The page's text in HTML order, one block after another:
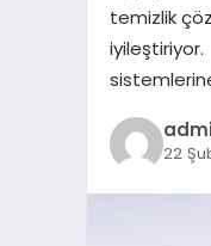
temizlik
iyileştiriyor.
22